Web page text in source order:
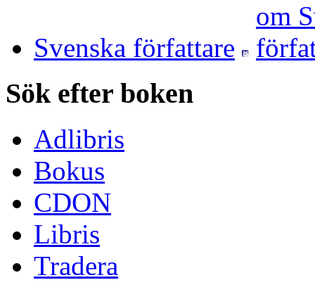
Svenska författare
Sök efter boken
Adlibris
Bokus
CDON
Libris
Tradera